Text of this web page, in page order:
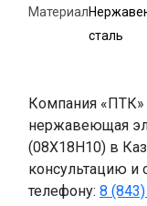
Материал
сталь
Компания «ПТК»
нержавеющая
(08Х18Н10) в
консультацию и
телефону: 8